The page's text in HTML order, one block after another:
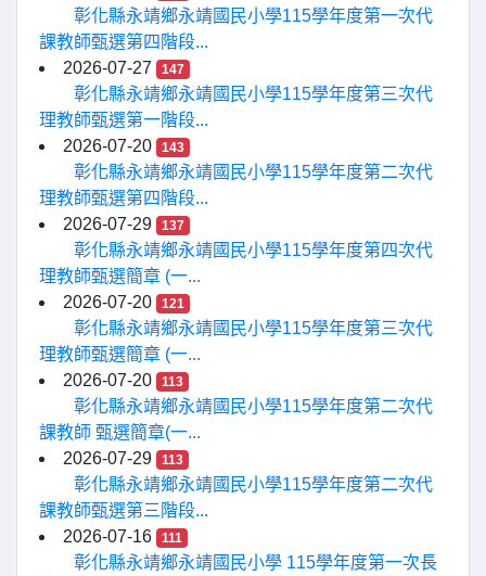
彰化縣永靖鄉永靖國民小學115學年度第一次代
課教師甄選第四階段...
2026-07-27
147
彰化縣永靖鄉永靖國民小學115學年度第三次代
理教師甄選第一階段...
2026-07-20
143
彰化縣永靖鄉永靖國民小學115學年度第二次代
理教師甄選第四階段...
2026-07-29
137
彰化縣永靖鄉永靖國民小學115學年度第四次代
理教師甄選簡章 (一...
2026-07-20
121
彰化縣永靖鄉永靖國民小學115學年度第三次代
理教師甄選簡章 (一...
2026-07-20
113
彰化縣永靖鄉永靖國民小學115學年度第二次代
課教師 甄選簡章(一...
2026-07-29
113
彰化縣永靖鄉永靖國民小學115學年度第二次代
課教師甄選第三階段...
2026-07-16
111
彰化縣永靖鄉永靖國民小學 115學年度第一次長